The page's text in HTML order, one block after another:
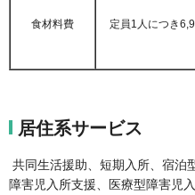
食材料費 定員1人につき
居住系サービス
共同生活援助、短期入所、宿泊
障害児入所支援、医療型障害児